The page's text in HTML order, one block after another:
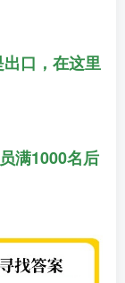
口，在这里
满1000名后